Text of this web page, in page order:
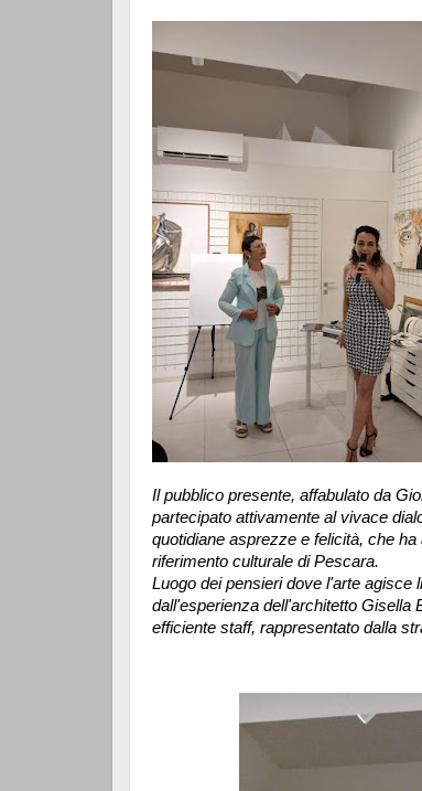
Il pubblico presente, affabulato da
partecipato attivamente al vivace
quotidiane asprezze e felicità, che
riferimento culturale di Pescara.
Luogo dei pensieri dove l'arte agisce
dall'esperienza dell'architetto Gisella
efficiente staff, rappresentato dalla